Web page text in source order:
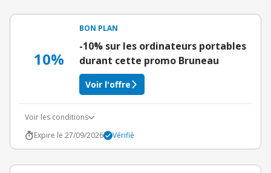
10%
BON PLAN
-10% sur les ordinateurs portables
durant cette promo Bruneau
Voir l'offre
Voir les conditions
Expire le 27/09/2026
Vérifié